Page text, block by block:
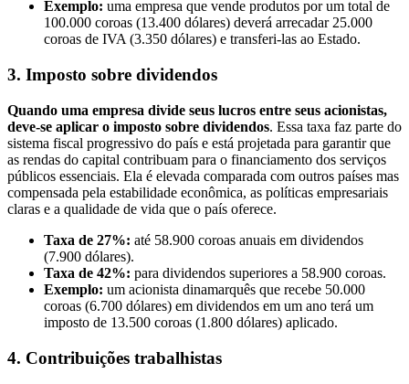
Exemplo: uma empresa que vende produtos por um total de
100.000 coroas (13.400 dólares) deverá arrecadar 25.000
coroas de IVA (3.350 dólares) e transferi-las ao Estado.
3. Imposto sobre dividendos
Quando uma empresa divide seus lucros entre seus acionistas,
deve-se aplicar o imposto sobre dividendos. Essa taxa faz parte do
sistema fiscal progressivo do país e está projetada para garantir que
as rendas do capital contribuam para o financiamento dos serviços
públicos essenciais. Ela é elevada comparada com outros países mas
compensada pela estabilidade econômica, as políticas empresariais
claras e a qualidade de vida que o país oferece.
Taxa de 27%: até 58.900 coroas anuais em dividendos
(7.900 dólares).
Taxa de 42%: para dividendos superiores a 58.900 coroas.
Exemplo: um acionista dinamarquês que recebe 50.000
coroas (6.700 dólares) em dividendos em um ano terá um
imposto de 13.500 coroas (1.800 dólares) aplicado.
4. Contribuições trabalhistas